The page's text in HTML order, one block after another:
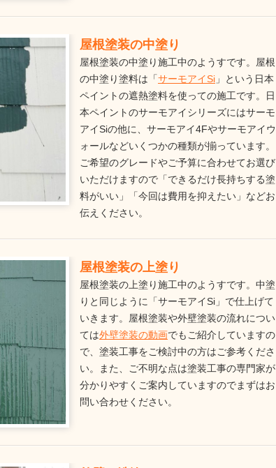
屋根塗装の中塗り
屋根塗装の中塗り施工中のようすです。屋根
の中塗り塗料は「サーモアイSi 」という日本
ペイントの遮熱塗料を使っての施工です。日
本ペイントのサーモアイシリーズにはサーモ
アイSiの他に、サーモアイ4Fやサーモアイウ
ォールなどいくつかの種類が揃っています。
ご希望のグレードやご予算に合わせてお選び
いただけますので「できるだけ長持ちする塗
料がいい」「今回は費用を抑えたい」などお
伝えください。
屋根塗装の上塗り
屋根塗装の上塗り施工中のようすです。中塗
りと同じように「サーモアイSi」で仕上げて
いきます。屋根塗装や外壁塗装の流れについ
ては外壁塗装の動画でもご紹介していますの
で、塗装工事をご検討中の方はご参考くださ
い。また、ご不明な点は塗装工事の専門家が
分かりやすくご案内していますのでまずはお
問い合わせください。